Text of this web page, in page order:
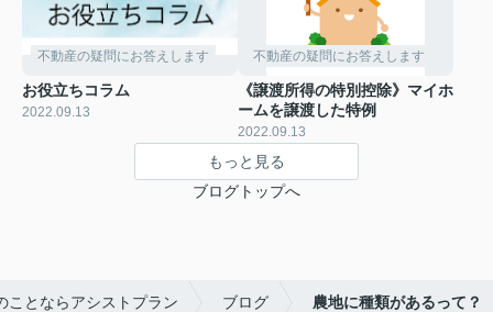
不動産の疑問にお答えします
お役立ちコラム
2022.09.13
不動産の疑問にお答えします
《譲渡所得の特別控除》マイホ
ームを譲渡した特例
2022.09.13
もっと見る
ブログトップへ
ことならアシストプラン ブログ 農地に種類があるって？